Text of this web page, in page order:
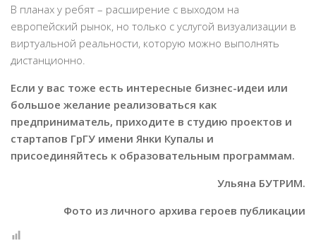
В планах у ребят – расширение с выходом на
европейский рынок, но только с услугой визуализации в
виртуальной реальности, которую можно выполнять
дистанционно.
Если у вас тоже есть интересные бизнес-идеи или
большое желание реализоваться как
предприниматель, приходите в студию проектов и
стартапов ГрГУ имени Янки Купалы и
присоединяйтесь к образовательным программам.
Ульяна БУТРИМ.
Фото из личного архива героев публикации